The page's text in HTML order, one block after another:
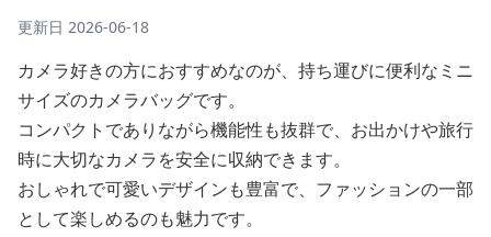
更新日 2026-06-18
カメラ好きの方におすすめなのが、持ち運びに便利なミニ
サイズのカメラバッグです。
コンパクトでありながら機能性も抜群で、お出かけや旅行
時に大切なカメラを安全に収納できます。
おしゃれで可愛いデザインも豊富で、ファッションの一部
として楽しめるのも魅力です。